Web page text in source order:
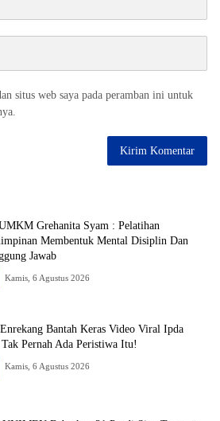
situs web saya pada peramban ini untuk
Grehanita Syam : Pelatihan
Membentuk Mental Disiplin Dan
Jawab
Kamis, 6 Agustus 2026
Bantah Keras Video Viral Ipda
Pernah Ada Peristiwa Itu!
Kamis, 6 Agustus 2026